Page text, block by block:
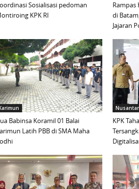
Sosialisasi pedoman
KPK RI
di
Jajaran
Babinsa Koramil 01 Balai
Latih PBB di SMA Maha
KPK